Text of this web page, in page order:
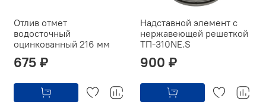
Отлив отмет
водосточный
оцинкованный 216 мм
675 ₽
Надставной элемент с
нержавеющей решеткой
ТП-310NE.S
900 ₽